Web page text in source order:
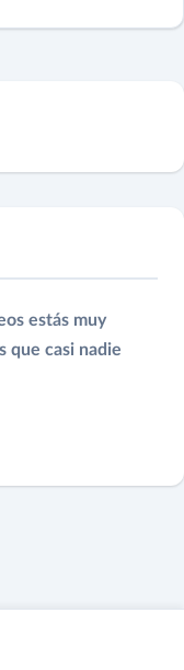
estás muy
que casi nadie